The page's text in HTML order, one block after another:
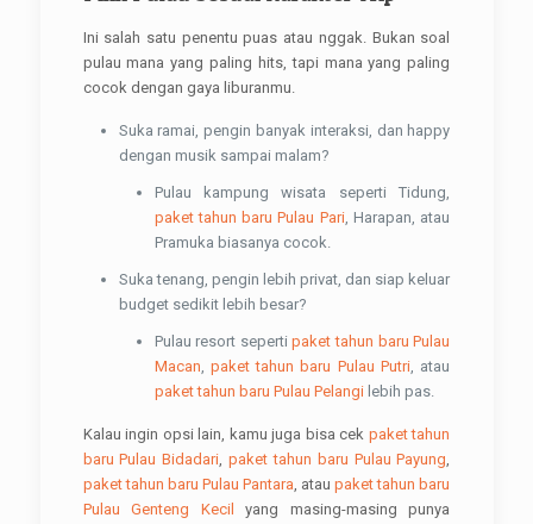
Ini salah satu penentu puas atau nggak. Bukan soal
pulau mana yang paling hits, tapi mana yang paling
cocok dengan gaya liburanmu.
Suka ramai, pengin banyak interaksi, dan happy
dengan musik sampai malam?
Pulau kampung wisata seperti Tidung,
paket tahun baru Pulau Pari, Harapan, atau
Pramuka biasanya cocok.
Suka tenang, pengin lebih privat, dan siap keluar
budget sedikit lebih besar?
Pulau resort sepertipaket tahun baru Pulau
Macan, paket tahun baru Pulau Putri, atau
paket tahun baru Pulau Pelangilebih pas.
Kalau ingin opsi lain, kamu juga bisa cek paket tahun
baru Pulau Bidadari,paket tahun baru Pulau Payung,
paket tahun baru Pulau Pantara, ataupaket tahun baru
Pulau Genteng Kecil
yang masing-masing punya